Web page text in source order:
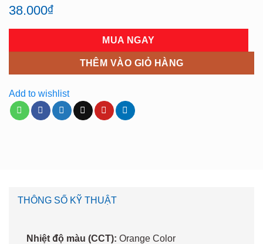
38.000₫
MUA NGAY
THÊM VÀO GIỎ HÀNG
Add to wishlist
THÔNG SỐ KỸ THUẬT
Nhiệt độ màu (CCT): Orange Color